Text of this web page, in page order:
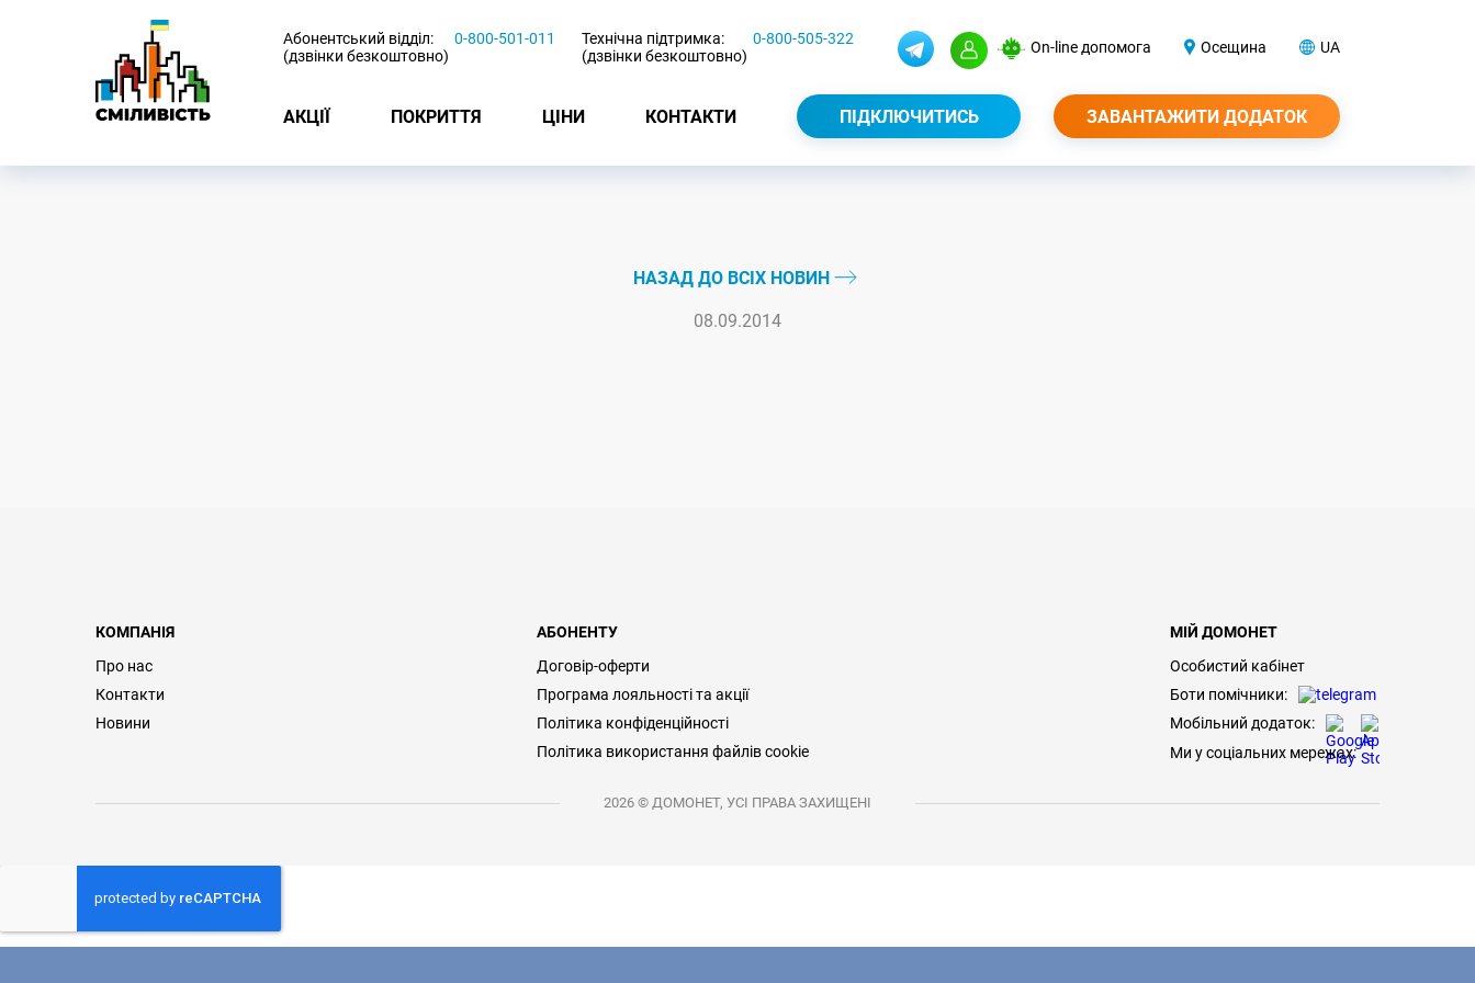
Абонентський відділ:
(дзвінки безкоштовно)
0-800-501-011
Технічна підтримка:
(дзвінки безкоштовно)
0-800-505-322 On-line допомога Осещина UA
АКЦІЇ ПОКРИТТЯ ЦІНИ КОНТАКТИ ПІДКЛЮЧИТИСЬ ЗАВАНТАЖИТИ ДОДАТОК
НАЗАД ДО ВСІХ НОВИН
08.09.2014
КОМПАНІЯ
Про нас
Контакти
Новини
АБОНЕНТУ
Договір-оферти
Програма лояльності та акції
Політика конфіденційності
Політика використання файлів cookie
МІЙ ДОМОНЕТ
Особистий кабінет
Боти помічники:
Мобільний додаток:
Ми у соціальних мережах:
2026 © ДОМОНЕТ, УСІ ПРАВА ЗАХИЩЕНІ